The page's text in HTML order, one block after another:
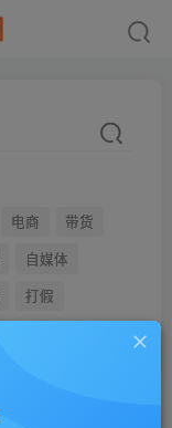
电商
带货
自媒体
打假